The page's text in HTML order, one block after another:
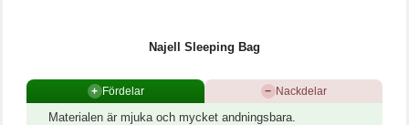
Najell Sleeping Bag
+ Fördelar − Nackdelar
Materialen är mjuka och mycket andningsbara.